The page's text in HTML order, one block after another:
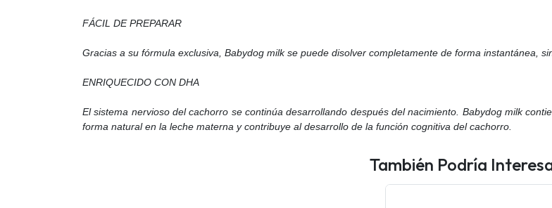
FÁCIL DE PREPARAR
Gracias a su fórmula exclusiva, Babydog milk se puede disolver completamente de forma instantánea,
ENRIQUECIDO CON DHA
El sistema nervioso del cachorro se continúa desarrollando después del nacimiento. Babydog milk
forma natural en la leche materna y contribuye al desarrollo de la función cognitiva del cachorro.
También Podría